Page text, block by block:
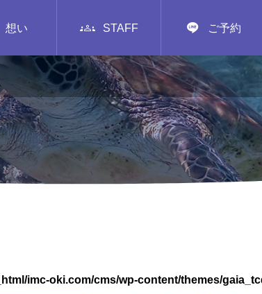
想い  STAFF  ご予約
imc-oki.com/cms/wp-content/themes/